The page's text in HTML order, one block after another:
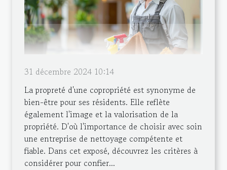
31 décembre 2024 10:14
La propreté d'une copropriété est synonyme de
bien-être pour ses résidents. Elle reflète
également l'image et la valorisation de la
propriété. D'où l'importance de choisir avec soin
une entreprise de nettoyage compétente et
fiable. Dans cet exposé, découvrez les critères à
considérer pour confier...